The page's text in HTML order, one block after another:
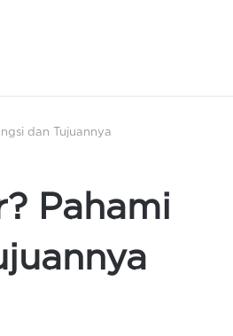
dan Tujuannya
Pahami